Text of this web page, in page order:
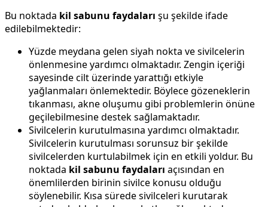
Bu noktada kil sabunu faydaları şu şekilde ifade
edilebilmektedir:
Yüzde meydana gelen siyah nokta ve sivilcelerin
önlenmesine yardımcı olmaktadır. Zengin içeriği
sayesinde cilt üzerinde yarattığı etkiyle
yağlanmaları önlemektedir. Böylece gözeneklerin
tıkanması, akne oluşumu gibi problemlerin önüne
geçilebilmesine destek sağlamaktadır.
Sivilcelerin kurutulmasına yardımcı olmaktadır.
Sivilcelerin kurutulması sorunsuz bir şekilde
sivilcelerden kurtulabilmek için en etkili yoldur. Bu
noktada kil sabunu faydaları açısından en
önemlilerden birinin sivilce konusu olduğu
söylenebilir. Kısa sürede sivilceleri kurutarak